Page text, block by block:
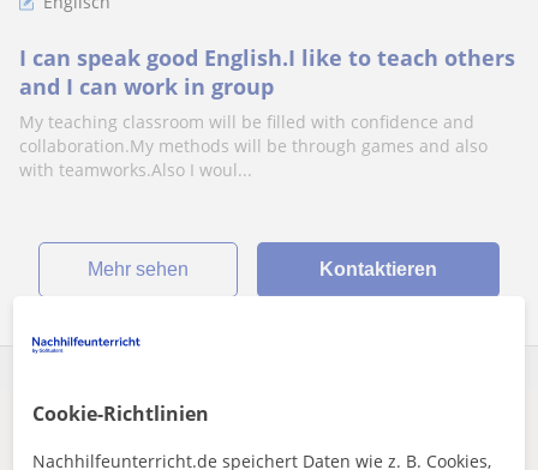
I can speak good English.I like to teach others
and I can work in group
My teaching classroom will be filled with confidence and
collaboration.My methods will be through games and also
with teamworks.Also I woul...
Mehr sehen Kontaktieren
Cookie-Richtlinien
Nachhilfeunterricht.de speichert Daten wie z. B. Cookies,